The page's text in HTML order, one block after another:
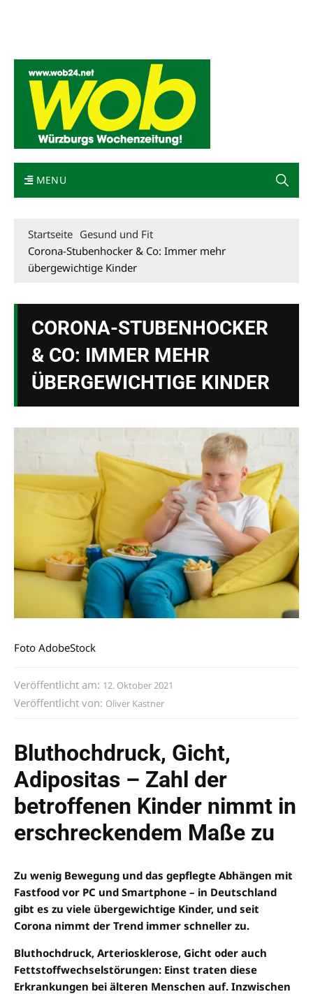
MENU
Startseite Gesund und Fit
Corona-Stubenhocker & Co: Immer mehr
übergewichtige Kinder
CORONA-STUBENHOCKER
& CO: IMMER MEHR
ÜBERGEWICHTIGE KINDER
Foto AdobeStock
Veröffentlicht am: 12. Oktober 2021
Veröffentlicht von: Oliver Kastner
Bluthochdruck, Gicht,
Adipositas – Zahl der
betroffenen Kinder nimmt in
erschreckendem Maße zu
Zu wenig Bewegung und das gepflegte Abhängen mit
Fastfood vor PC und Smartphone – in Deutschland
gibt es zu viele übergewichtige Kinder, und seit
Corona nimmt der Trend immer schneller zu.
Bluthochdruck, Arteriosklerose, Gicht oder auch
Fettstoffwechselstörungen: Einst traten diese
Erkrankungen bei älteren Menschen auf. Inzwischen